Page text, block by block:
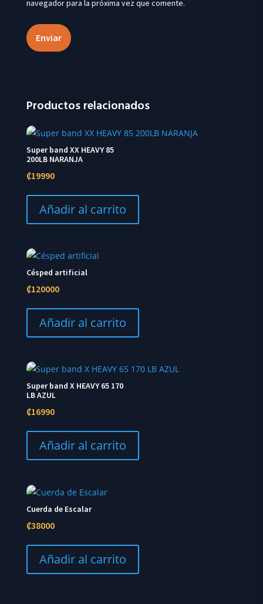
navegador para la próxima vez que comente.
Productos relacionados
Super band XX HEAVY 85
200LB NARANJA
₡19990
Añadir al carrito
Césped artificial
₡120000
Añadir al carrito
Super band X HEAVY 65 170
LB AZUL
₡16990
Añadir al carrito
Cuerda de Escalar
₡38000
Añadir al carrito